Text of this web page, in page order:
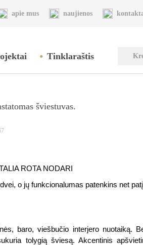
apie mus naujienos
Tinklaraštis
šviestuvas.
ROTA NODARI
o jų funkcionalumas patenkins net
baro, viešbučio interjero nuotaiką.
tolygią šviesą. Akcentinis